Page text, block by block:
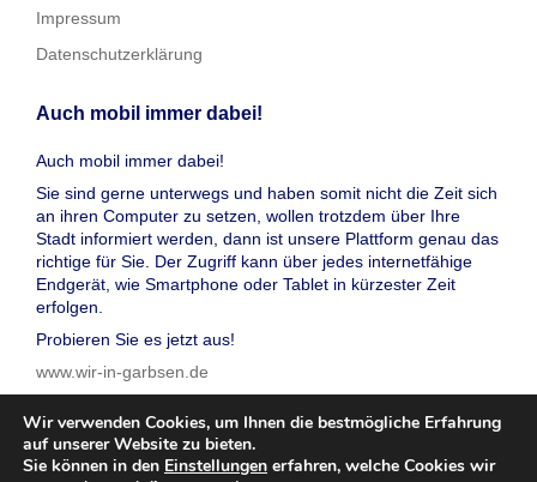
Impressum
Datenschutzerklärung
Auch mobil immer dabei!
Auch mobil immer dabei!
Sie sind gerne unterwegs und haben somit nicht die Zeit sich
an ihren Computer zu setzen, wollen trotzdem über Ihre
Stadt informiert werden, dann ist unsere Plattform genau das
richtige für Sie. Der Zugriff kann über jedes internetfähige
Endgerät, wie Smartphone oder Tablet in kürzester Zeit
erfolgen.
Probieren Sie es jetzt aus!
www.wir-in-garbsen.de
Wir verwenden Cookies, um Ihnen die bestmögliche Erfahrung
auf unserer Website zu bieten.
Sie können in den Einstellungen erfahren, welche Cookies wir